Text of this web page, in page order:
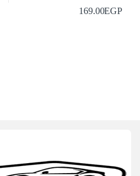
169.00EGP